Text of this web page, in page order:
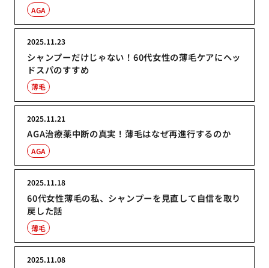
AGA
シャンプーだけじゃない！60代女性の薄毛ケアにヘッ
ドスパのすすめ
2025.11.23
薄毛
AGA治療薬中断の真実！薄毛はなぜ再進行するのか
2025.11.21
AGA
60代女性薄毛の私、シャンプーを見直して自信を取り
戻した話
2025.11.18
薄毛
2025.11.08